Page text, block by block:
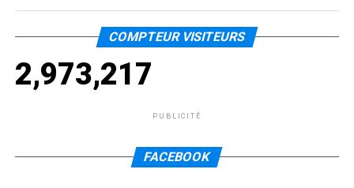
COMPTEUR VISITEURS
2,973,217
PUBLICITÉ
FACEBOOK